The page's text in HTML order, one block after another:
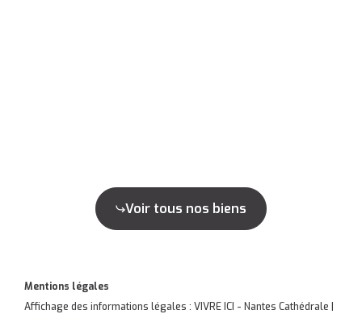
Voir tous nos biens
Mentions légales
Affichage des informations légales : VIVRE ICI - Nantes Cathédrale |